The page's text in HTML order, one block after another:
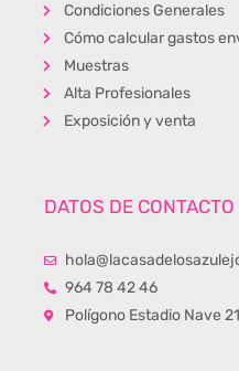
Condiciones Generales
Cómo calcular gastos
Muestras
Alta Profesionales
Exposición y venta
DATOS DE CONTACTO
964 78 42 46
Polígono Estadio Nave